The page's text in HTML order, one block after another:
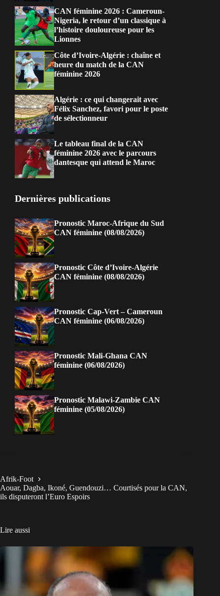
CAN féminine 2026 : Cameroun-
Nigeria, le retour d’un classique à
l’histoire douloureuse pour les
Lionnes
Côte d’Ivoire-Algérie : chaîne et
heure du match de la CAN
féminine 2026
Algérie : ce qui changerait avec
Félix Sanchez, favori pour le poste
de sélectionneur
Le tableau final de la CAN
féminine 2026 avec le parcours
dantesque qui attend le Maroc
Dernières publications
Pronostic Maroc-Afrique du Sud
CAN féminine (08/08/2026)
Pronostic Côte d’Ivoire-Algérie
CAN féminine (08/08/2026)
Pronostic Cap-Vert – Cameroun
CAN féminine (06/08/2026)
Pronostic Mali-Ghana CAN
féminine (06/08/2026)
Pronostic Malawi-Zambie CAN
féminine (05/08/2026)
Afrik-Foot
Aouar, Dagba, Ikoné, Guendouzi… Courtisés pour la CAN,
ils disputeront l’Euro Espoirs
Lire aussi